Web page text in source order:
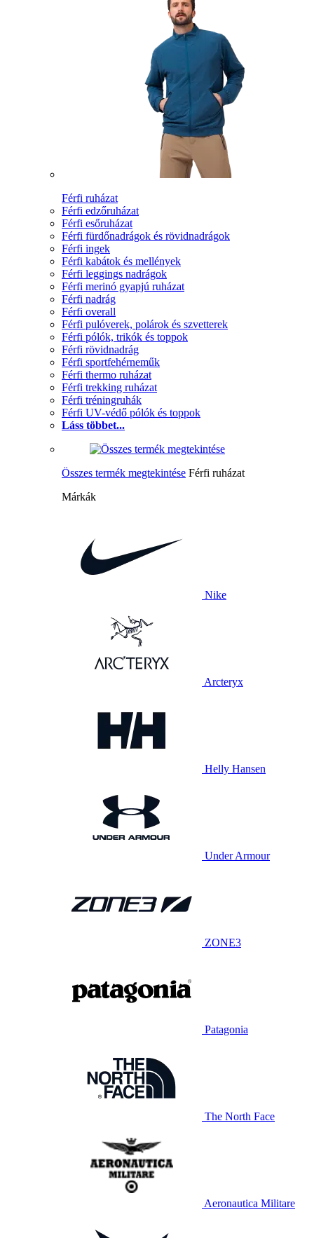
Férfi ruházat
Férfi edzőruházat
Férfi esőruházat
Férfi fürdőnadrágok és rövidnadrágok
Férfi ingek
Férfi kabátok és mellények
Férfi leggings nadrágok
Férfi merinó gyapjú ruházat
Férfi nadrág
Férfi overall
Férfi pulóverek, polárok és szvetterek
Férfi pólók, trikók és toppok
Férfi rövidnadrág
Férfi sportfehérneműk
Férfi thermo ruházat
Férfi trekking ruházat
Férfi tréningruhák
Férfi UV-védő pólók és toppok
Láss többet...
Összes termék megtekintése Férfi ruházat
Márkák
Nike
Arcteryx
Helly Hansen
Under Armour
ZONE3
Patagonia
The North Face
Aeronautica Militare